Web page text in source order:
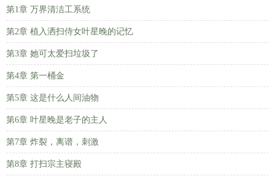
第1章 万界清洁工系统
第2章 植入洒扫侍女叶星晚的记忆
第3章 她可太爱扫垃圾了
第4章 第一桶金
第5章 这是什么人间油物
第6章 叶星晚是老子的主人
第7章 炸裂，离谱，刺激
第8章 打扫宗主寝殿